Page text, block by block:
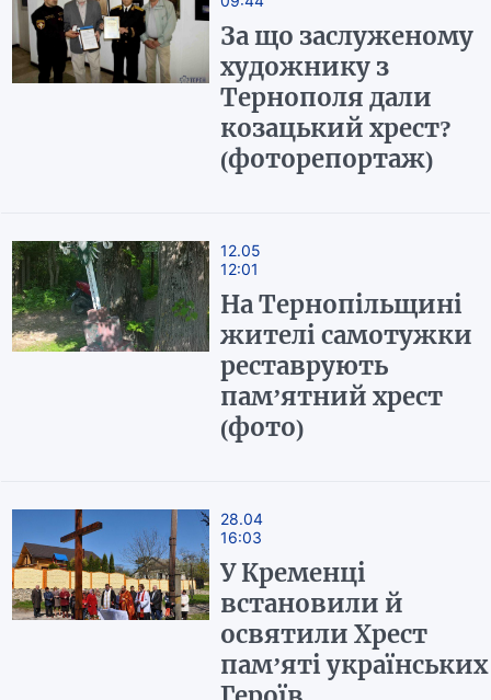
За що заслуженому
художнику з
Тернополя дали
козацький хрест?
(фоторепортаж)
12.05
12:01
На Тернопільщині
жителі самотужки
реставрують
пам’ятний хрест
(фото)
28.04
16:03
У Кременці
встановили й
освятили Хрест
пам’яті українських